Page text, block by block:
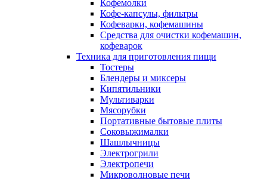
Кофемолки
Кофе-капсулы, фильтры
Кофеварки, кофемашины
Средства для очистки кофемашин,
кофеварок
Техника для приготовления пищи
Тостеры
Блендеры и миксеры
Кипятильники
Мультиварки
Мясорубки
Портативные бытовые плиты
Соковыжималки
Шашлычницы
Электрогрили
Электропечи
Микроволновые печи